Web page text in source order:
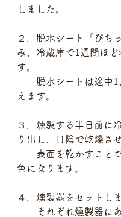
しました。
２．脱水シート「ぴち
み、冷蔵庫で1週間ほど
す。
脱水シートは途中1
えます。
３．燻製する半日前に
り出し、日陰で乾燥さ
表面を乾かすことで
色になります。
４．燻製器をセットしま
それぞれ燻製器にあ